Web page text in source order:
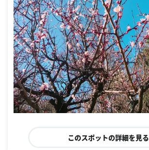
このスポットの詳細を見る